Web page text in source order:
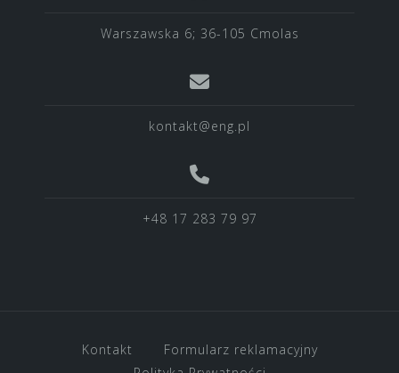
Warszawska 6; 36-105 Cmolas
kontakt@eng.pl
+48 17 283 79 97
Kontakt
Formularz reklamacyjny